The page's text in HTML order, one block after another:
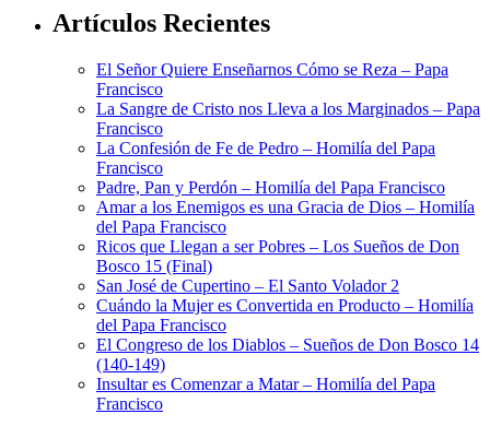
Artículos Recientes
El Señor Quiere Enseñarnos Cómo se Reza – Papa
Francisco
La Sangre de Cristo nos Lleva a los Marginados – Papa
Francisco
La Confesión de Fe de Pedro – Homilía del Papa
Francisco
Padre, Pan y Perdón – Homilía del Papa Francisco
Amar a los Enemigos es una Gracia de Dios – Homilía
del Papa Francisco
Ricos que Llegan a ser Pobres – Los Sueños de Don
Bosco 15 (Final)
San José de Cupertino – El Santo Volador 2
Cuándo la Mujer es Convertida en Producto – Homilía
del Papa Francisco
El Congreso de los Diablos – Sueños de Don Bosco 14
(140-149)
Insultar es Comenzar a Matar – Homilía del Papa
Francisco